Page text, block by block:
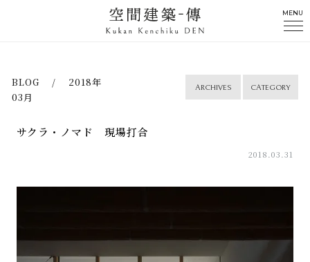
MENU
BLOG / 2018年
03月
CATEGORY
ARCHIVES
サクラ・ノマド 現場打合
2018.03.31